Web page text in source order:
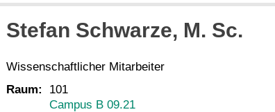
Stefan Schwarze, M. Sc.
Wissenschaftlicher Mitarbeiter
Raum:
101
Campus B 09.21